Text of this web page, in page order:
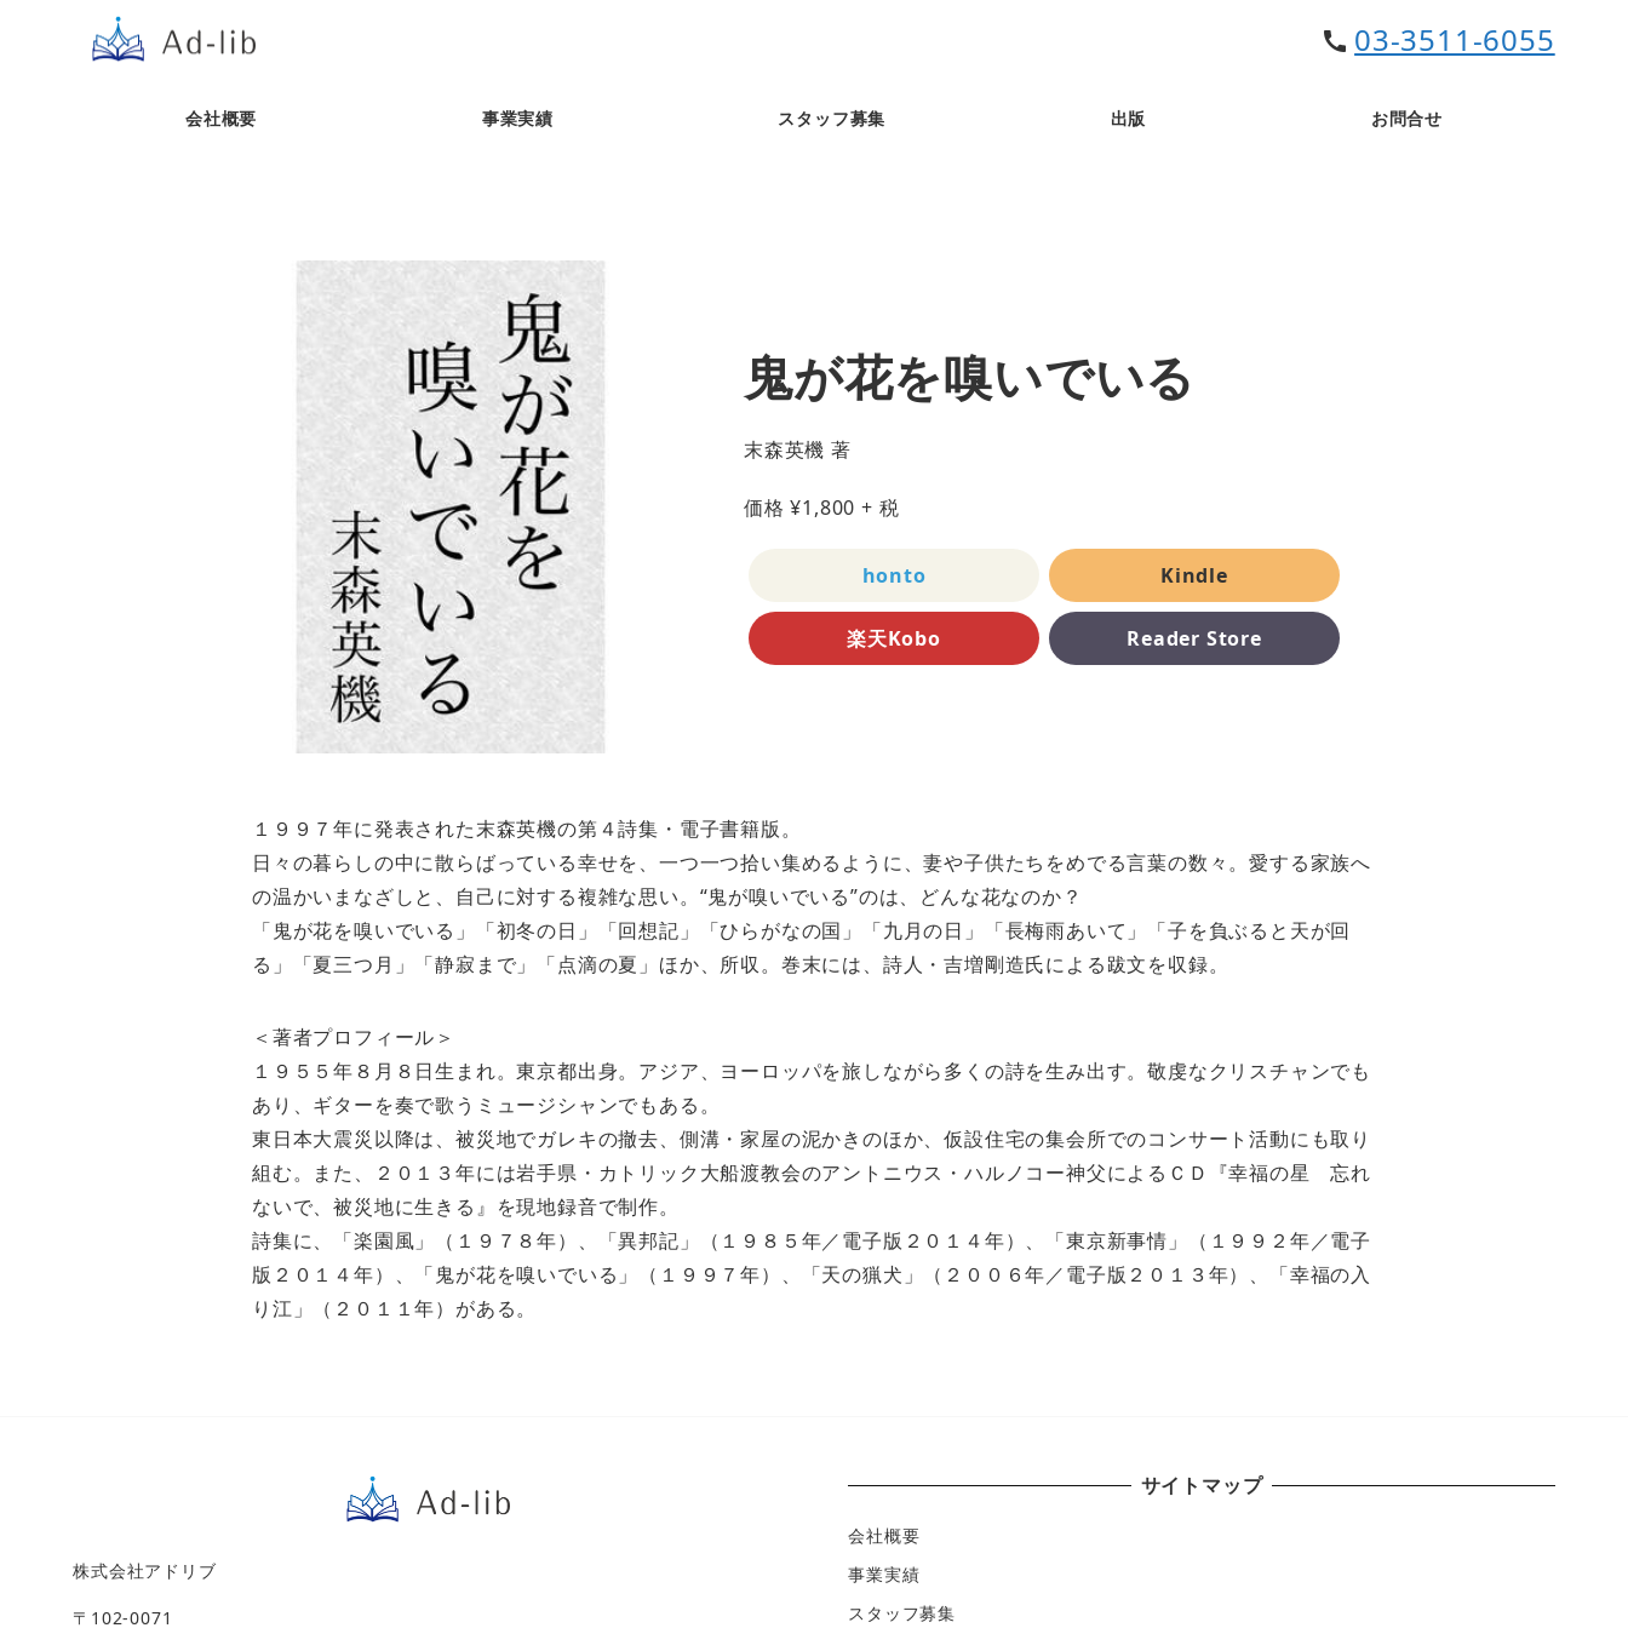
call 03-3511-6055
会社概要 事業実績 スタッフ募集 出版 お問合せ
鬼が花を嗅いでいる
末森英機 著
価格¥1,800 + 税
honto Kindle
楽天Kobo Reader Store
１９９７年に発表された末森英機の第４詩集・電子書籍版。
日々の暮らしの中に散らばっている幸せを、一つ一つ拾い集めるように、妻や子供たちをめでる言葉の数々。愛する家族へ
の温かいまなざしと、自己に対する複雑な思い。“鬼が嗅いでいる”のは、どんな花なのか？
「鬼が花を嗅いでいる」「初冬の日」「回想記」「ひらがなの国」「九月の日」「長梅雨あいて」「子を負ぶると天が回
る」「夏三つ月」「静寂まで」「点滴の夏」ほか、所収。巻末には、詩人・吉増剛造氏による跋文を収録。
＜著者プロフィール＞
１９５５年８月８日生まれ。東京都出身。アジア、ヨーロッパを旅しながら多くの詩を生み出す。敬虔なクリスチャンでも
あり、ギターを奏で歌うミュージシャンでもある。
東日本大震災以降は、被災地でガレキの撤去、側溝・家屋の泥かきのほか、仮設住宅の集会所でのコンサート活動にも取り
組む。また、２０１３年には岩手県・カトリック大船渡教会のアントニウス・ハルノコー神父によるＣＤ『幸福の星 忘れ
ないで、被災地に生きる』を現地録音で制作。
詩集に、「楽園風」（１９７８年）、「異邦記」（１９８５年／電子版２０１４年）、「東京新事情」（１９９２年／電子
版２０１４年）、「鬼が花を嗅いでいる」（１９９７年）、「天の猟犬」（２００６年／電子版２０１３年）、「幸福の入
り江」（２０１１年）がある。
株式会社アドリブ
〒102-0071
サイトマップ
会社概要
事業実績
スタッフ募集